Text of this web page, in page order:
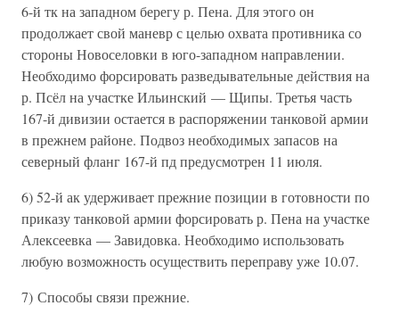
6-й тк на западном берегу р. Пена. Для этого он
продолжает свой маневр с целью охвата противника со
стороны Новоселовки в юго-западном направлении.
Необходимо форсировать разведывательные действия на
р. Псёл на участке Ильинский — Щипы. Третья часть
167-й дивизии остается в распоряжении танковой армии
в прежнем районе. Подвоз необходимых запасов на
северный фланг 167-й пд предусмотрен 11 июля.
6) 52-й ак удерживает прежние позиции в готовности по
приказу танковой армии форсировать р. Пена на участке
Алексеевка — Завидовка. Необходимо использовать
любую возможность осуществить переправу уже 10.07.
7) Способы связи прежние.